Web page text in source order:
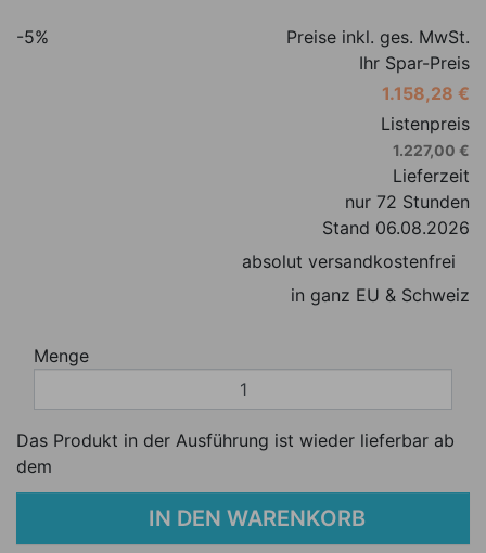
-5%
Preise inkl. ges. MwSt.
Ihr Spar-Preis
1.158,28 €
Listenpreis
1.227,00 €
Lieferzeit
nur 72 Stunden
Stand 06.08.2026
absolut versandkostenfrei
in ganz EU & Schweiz
Menge
Das Produkt in der Ausführung ist wieder lieferbar ab
dem
IN DEN WARENKORB